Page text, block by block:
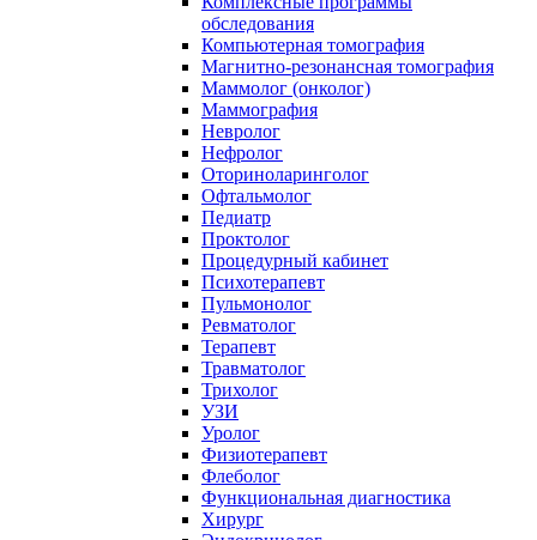
обследования
Компьютерная томография
Магнитно-резонансная томография
Маммолог (онколог)
Маммография
Невролог
Нефролог
Оториноларинголог
Офтальмолог
Педиатр
Проктолог
Процедурный кабинет
Психотерапевт
Пульмонолог
Ревматолог
Терапевт
Травматолог
Трихолог
УЗИ
Уролог
Физиотерапевт
Флеболог
Функциональная диагностика
Хирург